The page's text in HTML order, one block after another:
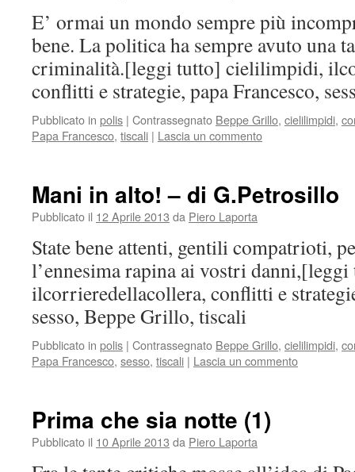
E’ ormai un mondo sempre più
bene. La politica ha sempre avuto una
criminalità.[leggi tutto] cielilimpidi,
conflitti e strategie, papa Francesco,
Pubblicato in polis | Contrassegnato Beppe Grillo, cielilimpidi,
Papa Francesco, tiscali | Lascia un commento
Mani in alto! – di G.Petrosillo
Pubblicato il 12 Aprile 2013 da Piero Laporta
State bene attenti, gentili compatrioti,
l’ennesima rapina ai vostri
ilcorrieredellacollera, conflitti e
sesso, Beppe Grillo, tiscali
Pubblicato in polis | Contrassegnato Beppe Grillo, cielilimpidi,
Papa Francesco, sesso, tiscali | Lascia un commento
Prima che sia notte (1)
Pubblicato il 10 Aprile 2013 da Piero Laporta